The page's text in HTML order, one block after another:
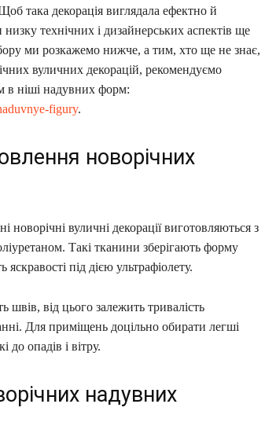
така декорація виглядала ефектно й
технічних і дизайнерських аспектів ще
ми розкажемо нижче, а тим, хто ще не знає,
вуличних декорацій, рекомендуємо
в ніші надувних форм:
figury.
новорічних
вуличні декорації виготовляються з
Такі тканини зберігають форму
під дією ультрафіолету.
від цього залежить тривалість
Для приміщень доцільно обирати легші
до опадів і вітру.
надувних